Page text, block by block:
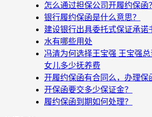
怎么通过担保公司开履约保函？
银行履约保函是什么意思？
建设银行出具委托式保证承诺
水有哪些用处
冯清为何选择王宝强 王宝强
女儿多少抚养费
开履约保函有合同么，办理保
开保函要交多少保证金？
履约保函到期如何处理？